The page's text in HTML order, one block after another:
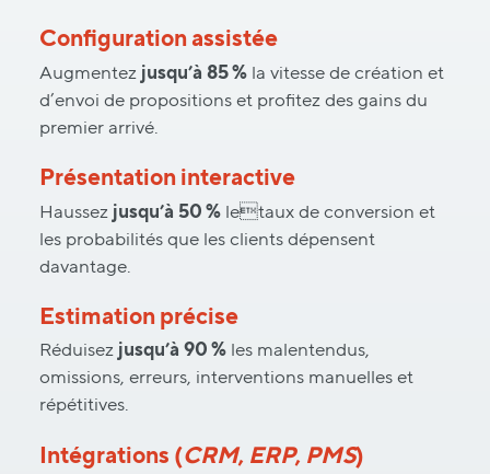
Configuration assistée
Augmentez jusqu’à 85 %la vitesse de création et
d’envoi de propositions et profitez des gains du
premier arrivé.
Présentation interactive
Haussez jusqu’à 50 %letaux de conversion et
les probabilités que les clients dépensent
davantage.
Estimation précise
Réduisez jusqu’à 90 %les malentendus,
omissions, erreurs, interventions manuelles et
répétitives.
Intégrations (CRM, ERP, PMS)